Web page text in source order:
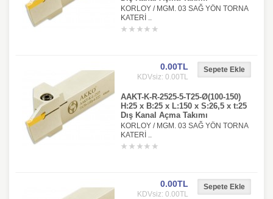
KORLOY / MGM. 03 SAĞ YÖN TORNA
KATERİ ..
0.00TL
KDVsiz: 0.00TL
AAKT-K-R-2525-5-T25-Ø(100-150)
H:25 x B:25 x L:150 x S:26,5 x t:25
Dış Kanal Açma Takımı
KORLOY / MGM. 03 SAĞ YÖN TORNA
KATERİ ..
0.00TL
KDVsiz: 0.00TL